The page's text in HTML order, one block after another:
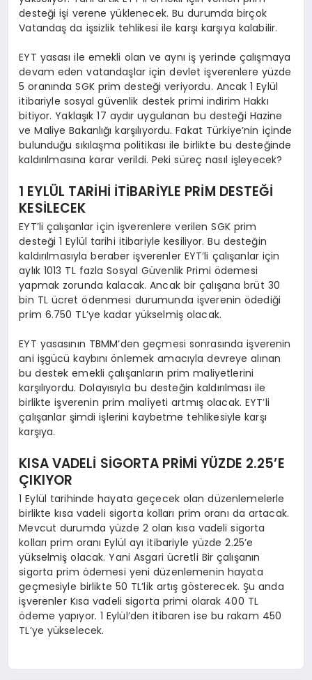
desteği işi verene yüklenecek. Bu durumda birçok
Vatandaş da işsizlik tehlikesi ile karşı karşıya kalabilir.
EYT yasası ile emekli olan ve aynı iş yerinde çalışmaya
devam eden vatandaşlar için devlet işverenlere yüzde
5 oranında SGK prim desteği veriyordu. Ancak 1 Eylül
itibariyle sosyal güvenlik destek primi indirim Hakkı
bitiyor. Yaklaşık 17 aydır uygulanan bu desteği Hazine
ve Maliye Bakanlığı karşılıyordu. Fakat Türkiye’nin içinde
bulunduğu sıkılaşma politikası ile birlikte bu desteğinde
kaldırılmasına karar verildi. Peki süreç nasıl işleyecek?
1 EYLÜL TARİHİ İTİBARİYLE PRİM DESTEĞİ
KESİLECEK
EYT’li çalışanlar için işverenlere verilen SGK prim
desteği 1 Eylül tarihi itibariyle kesiliyor. Bu desteğin
kaldırılmasıyla beraber işverenler EYT’li çalışanlar için
aylık 1013 TL fazla Sosyal Güvenlik Primi ödemesi
yapmak zorunda kalacak. Ancak bir çalışana brüt 30
bin TL ücret ödenmesi durumunda işverenin ödediği
prim 6.750 TL’ye kadar yükselmiş olacak.
EYT yasasının TBMM’den geçmesi sonrasında işverenin
ani işgücü kaybını önlemek amacıyla devreye alınan
bu destek emekli çalışanların prim maliyetlerini
karşılıyordu. Dolayısıyla bu desteğin kaldırılması ile
birlikte işverenin prim maliyeti artmış olacak. EYT’li
çalışanlar şimdi işlerini kaybetme tehlikesiyle karşı
karşıya.
KISA VADELİ SİGORTA PRİMİ YÜZDE 2.25’E
ÇIKIYOR
1 Eylül tarihinde hayata geçecek olan düzenlemelerle
birlikte kısa vadeli sigorta kolları prim oranı da artacak.
Mevcut durumda yüzde 2 olan kısa vadeli sigorta
kolları prim oranı Eylül ayı itibariyle yüzde 2.25’e
yükselmiş olacak. Yani Asgari ücretli Bir çalışanın
sigorta prim ödemesi yeni düzenlemenin hayata
geçmesiyle birlikte 50 TL’lik artış gösterecek. Şu anda
işverenler Kısa vadeli sigorta primi olarak 400 TL
ödeme yapıyor. 1 Eylül’den itibaren ise bu rakam 450
TL’ye yükselecek.